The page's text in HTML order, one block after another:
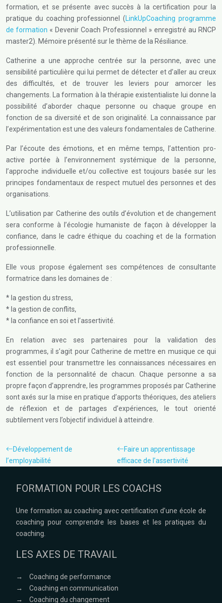
formation, et se présente avec succès à la certification pour la
pratique du coaching professionnel ( LinkUpCoaching programme
de formation « Devenir Coach Professionnel » enregistré au RNCP
master2). Mémoire présenté sur le thème de la Résiliance.
Catherine a une approche centrée sur la personne, avec une
sensibilité particulière qui lui permet de détecter et d’aller au creux
des difficultés, et de trouver les leviers pour amorcer les
changements. La formation à la thérapie existentialiste lui donne la
possibilité d’aborder chaque personne ou chaque groupe en
fonction de sa diversité et de son originalité. La connaissance par
l’expérimentation est une des valeurs fondamentales de Catherine.
Par l’écoute des émotions, et en même temps, l’attention pro-
active portée à l’environnement systémique de la personne,
l’approche individuelle et/ou collective est toujours basée sur les
principes fondamentaux de respect mutuel des personnes et des
organisations.
L’utilisation par Catherine des outils d’évolution et de changement
sera conforme à l’écologie humaniste de façon à développer la
confiance, dans le cadre éthique du coaching et de la formation
professionnelle.
Elle vous propose également ses compétences de consultante
formatrice dans les domaines de :
* la gestion du stress,
* la gestion de conflits,
* la confiance en soi et l’assertivité.
En relation avec ses partenaires pour la validation des
programmes, il s’agit pour Catherine de mettre en musique ce qui
est essentiel pour transmettre les connaissances nécessaires en
fonction de la personnalité de chacun. Chaque personne a sa
propre façon d’apprendre, les programmes proposés par Catherine
sont axés sur la mise en pratique d’apports théoriques, des ateliers
de réflexion et de partages d’expériences, le tout orienté
subtilement vers l’objectif individuel à atteindre.
Développement de
l’employabilité
Faire un apprentissage
efficace de l’assertivité
FORMATION POUR LES COACHS
Une formation au coaching avec certification d’une école de
coaching pour comprendre les bases et les pratiques du
coaching.
LES AXES DE TRAVAIL
→
Coaching de performance
→
Coaching en communication
→
Coaching du changement